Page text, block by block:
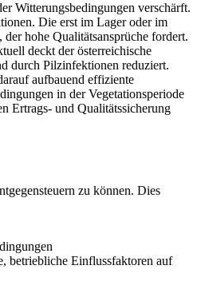
Witterungsbedingungen verschärft.
Die erst im Lager oder im
hohe Qualitätsansprüche fordert.
deckt der österreichische
durch Pilzinfektionen reduziert.
aufbauend effiziente
in der Vegetationsperiode
Ertrags- und Qualitätssicherung
zu können. Dies
betriebliche Einflussfaktoren auf